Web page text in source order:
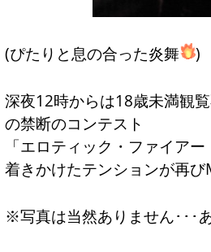
(ぴたりと息の合った炎舞 )
深夜12時からは18歳未満観
の禁断のコンテスト
「エロティック・ファイア
着きかけたテンションが再び
※写真は当然ありません･･･